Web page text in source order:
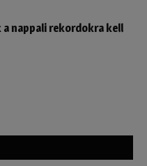
a nappali rekordokra kell